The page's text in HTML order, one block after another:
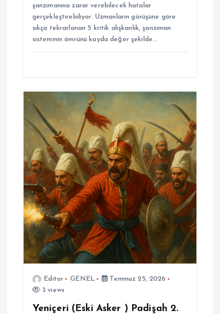
şanzımanına zarar verebilecek hatalar
gerçekleştirebiliyor. Uzmanların görüşüne göre
sıkça tekrarlanan 5 kritik alışkanlık, şanzıman
sisteminin ömrünü kayda değer şekilde…
Editor GENEL
Temmuz 25, 2026
3 views
Yeniçeri (Eski Asker ) Padişah 2.